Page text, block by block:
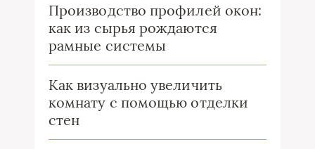
Производство профилей окон:
как из сырья рождаются
рамные системы
Как визуально увеличить
комнату с помощью отделки
стен